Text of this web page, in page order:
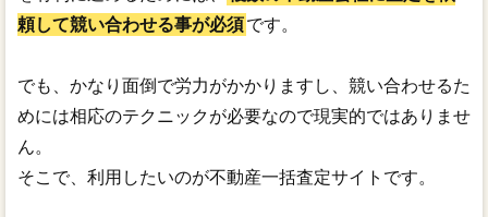
頼して競い合わせる事が必須です。
でも、かなり面倒で労力がかかりますし、競い合わせるた
めには相応のテクニックが必要なので現実的ではありませ
ん。
そこで、利用したいのが不動産一括査定サイトです。